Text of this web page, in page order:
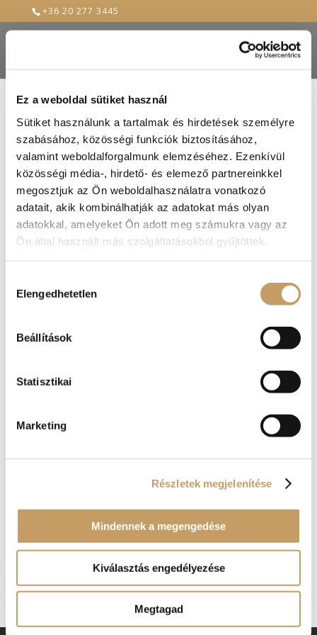
Ez a weboldal sütiket használ
Sütiket használunk a tartalmak és hirdetések személyre
szabásához, közösségi funkciók biztosításához,
valamint weboldalforgalmunk elemzéséhez. Ezenkívül
közösségi média-, hirdető- és elemező partnereinkkel
megosztjuk az Ön weboldalhasználatra vonatkozó
adatait, akik kombinálhatják az adatokat más olyan
adatokkal, amelyeket Ön adott meg számukra vagy az
Ön által használt más szolgáltatásokból gyűjtöttek.
kiválasztása
Elengedhetetlen
Beállítások
Statisztikai
Marketing
Részletek megjelenítése
Mindennek a megengedése
Kiválasztás engedélyezése
Megtagad
+36 20 277 3445
IMG_0547
2018-Dec-9
Kosár
No products in the cart.